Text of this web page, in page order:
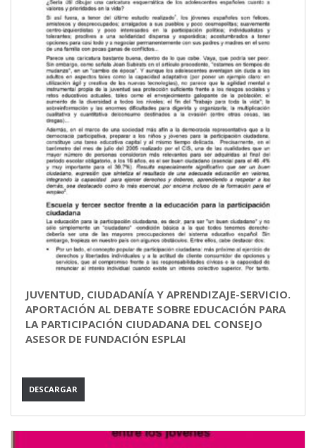
JUVENTUD, CIUDADANÍA Y APRENDIZAJE-SERVICIO.
APORTACIÓN AL DEBATE SOBRE EDUCACIÓN PARA
LA PARTICIPACIÓN CIUDADANA DEL CONSEJO
ASESOR DE FUNDACIÓN ESPLAI
DESCARGAR